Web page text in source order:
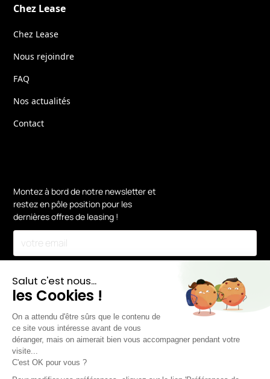
Chez Lease
Chez Lease
Nous rejoindre
FAQ
Nos actualités
Contact
Montez à bord de notre newsletter et
restez en pôle position pour les
dernières offres de leasing !
En vous inscrivant, vous acceptez notre Politique de confidentialité.